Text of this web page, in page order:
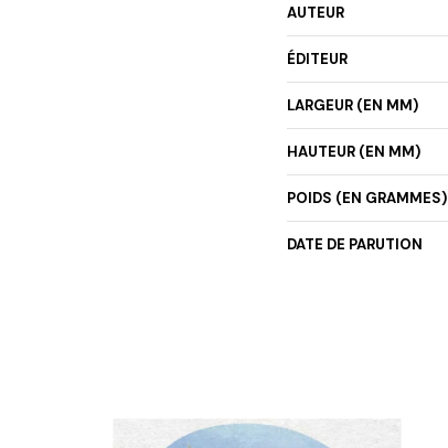
AUTEUR
ÉDITEUR
LARGEUR (EN MM)
HAUTEUR (EN MM)
POIDS (EN GRAMMES)
DATE DE PARUTION